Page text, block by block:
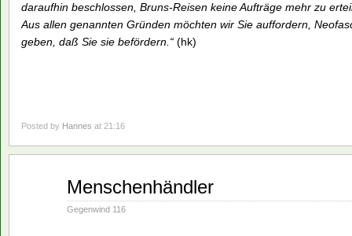
daraufhin beschlossen, Bruns-Reisen keine Aufträge mehr zu
Aus allen genannten Gründen möchten wir Sie auffordern,
geben, daß Sie sie befördern.“ (hk)
Posted by Hannes at 21:16
Menschenhändler
Gegenwind 116